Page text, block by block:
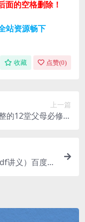
面的空格删除！
站资源畅下
收藏 点赞(0)
上一篇
的12堂父母必修课
讲义）百度网